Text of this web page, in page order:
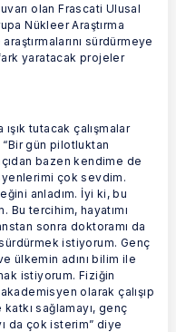
olan Frascati Ulusal
Nükleer Araştırma
sürdürmeye
yaratacak projeler
tutacak çalışmalar
gün pilotluktan
bazen kendime de
çok sevdim.
anladım. İyi ki, bu
tercihim, hayatımı
sonra doktoramı da
istiyorum. Genç
ülkemin adını bilim ile
istiyorum. Fiziğin
olarak çalışıp
sağlamayı, genç
da çok isterim” diye